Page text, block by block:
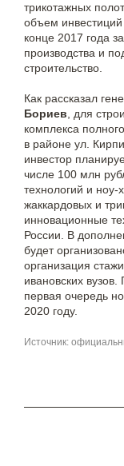
трикотажных
объем
конце 2017 года
производства и
строительство.
Как рассказал
Бориев, для
комплекса
в районе ул.
инвестор
числе 100 млн
технологий и ноу-
жаккардовых и
инновационные
России. В
будет
организация
ивановских
первая очередь
2020 году.
Источник: